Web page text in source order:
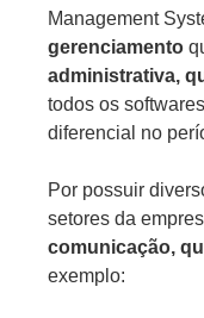
Management
gerenciamento
administrativa,
todos os
diferencial no
Por possuir
setores da
comunicação,
exemplo: